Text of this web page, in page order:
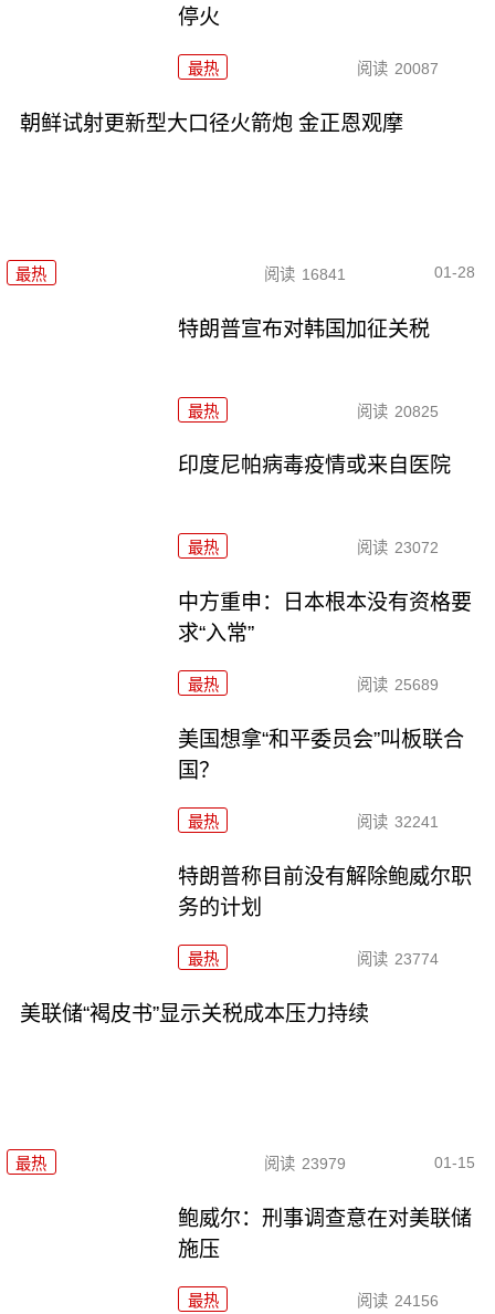
停火
最热 阅读 20087
朝鲜试射更新型大口径火箭炮 金正恩观摩
最热 阅读 16841 01-28
特朗普宣布对韩国加征关税
最热 阅读 20825
印度尼帕病毒疫情或来自医院
最热 阅读 23072
中方重申：日本根本没有资格要
求“入常”
最热 阅读 25689
美国想拿“和平委员会”叫板联合
国？
最热 阅读 32241
特朗普称目前没有解除鲍威尔职
务的计划
最热 阅读 23774
美联储“褐皮书”显示关税成本压力持续
最热 阅读 23979 01-15
鲍威尔：刑事调查意在对美联储
施压
最热 阅读 24156